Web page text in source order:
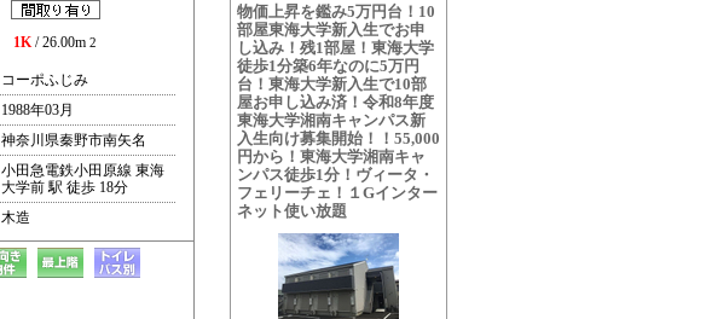
物価上昇を鑑み5万円台！10
部屋東海大学新入生でお申
し込み！残1部屋！東海大学
徒歩1分築6年なのに5万円
台！東海大学新入生で10部
屋お申し込み済！令和8年度
東海大学湘南キャンパス新
入生向け募集開始！！55,000
円から！東海大学湘南キャ
ンパス徒歩1分！ヴィータ・
フェリーチェ！１Gインター
ネット使い放題
1K/ 26.00m 2
コーポふじみ
1988年03月
神奈川県秦野市南矢名
小田急電鉄小田原線 東海
大学前 駅 徒歩 18分
木造